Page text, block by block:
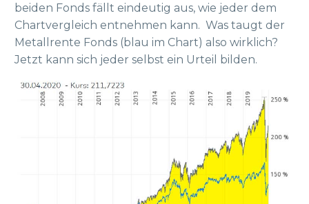
beiden Fonds fällt eindeutig aus, wie jeder dem
Chartvergleich entnehmen kann. Was taugt der
Metallrente Fonds (blau im Chart) also wirklich?
Jetzt kann sich jeder selbst ein Urteil bilden.